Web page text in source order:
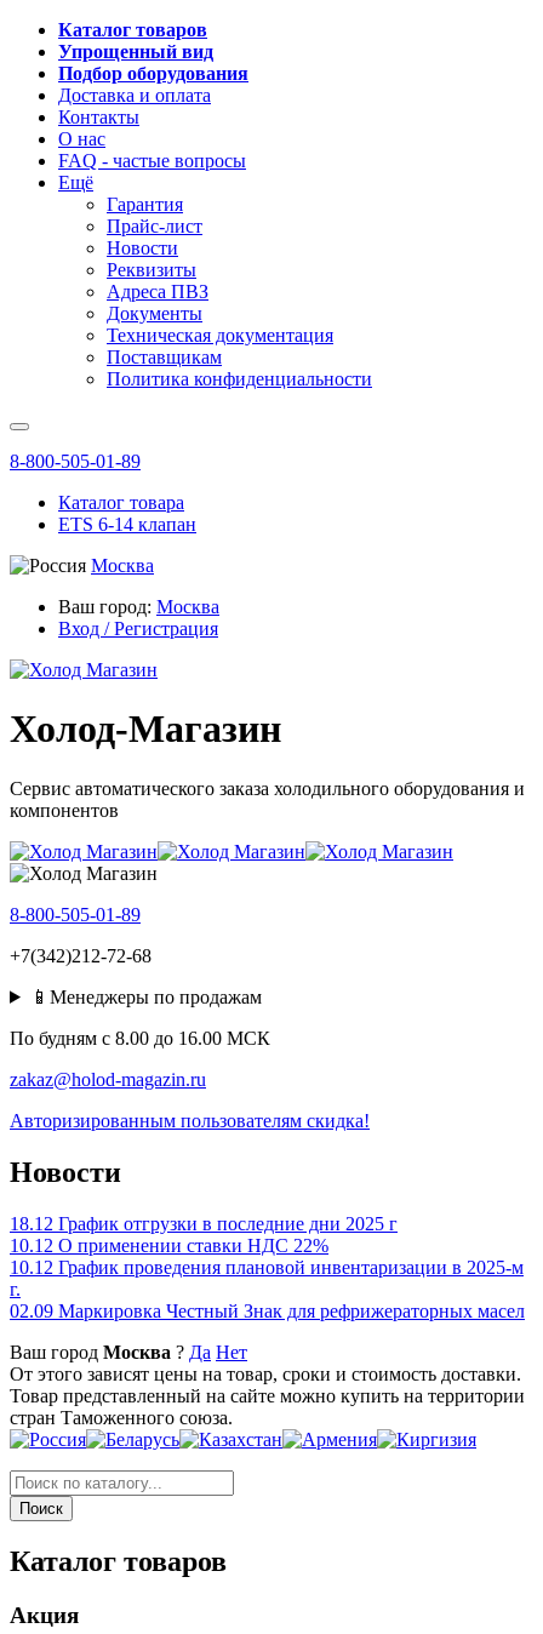
Каталог товаров
Упрощенный вид
Подбор оборудования
Доставка и оплата
Контакты
О нас
FAQ - частые вопросы
Ещё
Гарантия
Прайс-лист
Новости
Реквизиты
Адреса ПВЗ
Документы
Техническая документация
Поставщикам
Политика конфиденциальности
8-800-505-01-89
Каталог товара
ETS 6-14 клапан
Москва
Ваш город: Москва
Вход / Регистрация
Холод-Магазин
Сервис автоматического заказа холодильного оборудования и
компонентов
8-800-505-01-89
+7(342)212-72-68
📱Менеджеры по продажам
По будням c 8.00 до 16.00 МСК
zakaz@holod-magazin.ru
Авторизированным пользователям скидка!
Новости
18.12 График отгрузки в последние дни 2025 г
10.12 О применении ставки НДС 22%
10.12 График проведения плановой инвентаризации в 2025-м
г.
02.09 Маркировка Честный Знак для рефрижераторных масел
Ваш город Москва ? Да Нет
От этого зависят цены на товар, сроки и стоимость доставки.
Товар представленный на сайте можно купить на территории
стран Таможенного союза.
Каталог товаров
Акция